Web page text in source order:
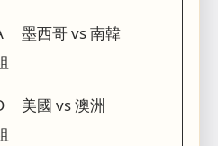
墨西哥 vs 南韓
美國 vs 澳洲